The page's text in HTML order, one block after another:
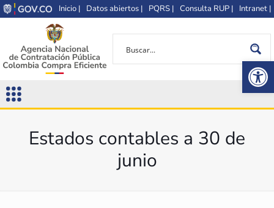
Inicio | Datos abiertos | PQRS | Consulta RUP | Intranet |
Estados contables a 30 de
junio